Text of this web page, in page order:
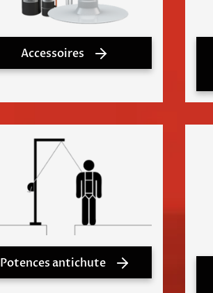
Accessoires
Potences antichute